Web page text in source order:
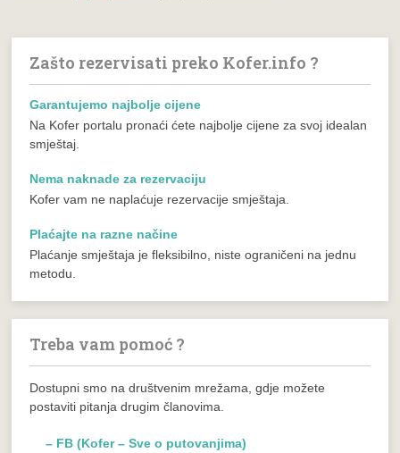
Zašto rezervisati preko Kofer.info ?
Garantujemo najbolje cijene
Na Kofer portalu pronaći ćete najbolje cijene za svoj idealan
smještaj.
Nema naknade za rezervaciju
Kofer vam ne naplaćuje rezervacije smještaja.
Plaćajte na razne načine
Plaćanje smještaja je fleksibilno, niste ograničeni na jednu
metodu.
Treba vam pomoć ?
Dostupni smo na društvenim mrežama, gdje možete
postaviti pitanja drugim članovima.
– FB (Kofer – Sve o putovanjima)